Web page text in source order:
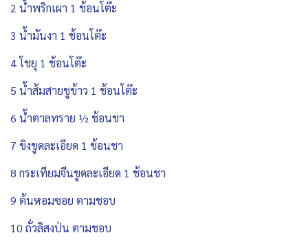
2 น้ำพริกเผา 1 ช้อนโต๊ะ
3 น้ำมันงา 1 ช้อนโต๊ะ
4 โชยุ 1 ช้อนโต๊ะ
5 น้ำส้มสายชูข้าว 1 ช้อนโต๊ะ
6 น้ำตาลทราย ½ ช้อนชา
7 ขิงขูดละเอียด 1 ช้อนชา
8 กระเทียมจีนขูดละเอียด 1 ช้อนชา
9 ต้นหอมซอย ตามชอบ
10 ถั่วลิสงป่น ตามชอบ